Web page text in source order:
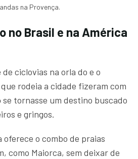
na Provença.
no Brasil e na América
ciclovias na orla do e o
rodeia a cidade fizeram com
se tornasse um destino buscado
e gringos.
oferece o combo de praias
como Maiorca, sem deixar de